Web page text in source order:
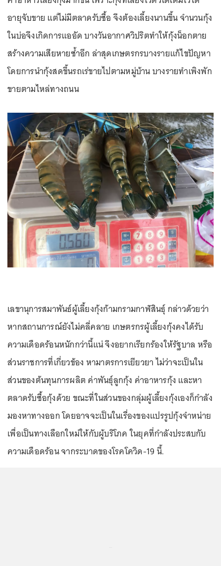
อายุจับขาย แต่ไม่มีตลาดรับซื้อ จึงต้องเลี้ยงนานขึ้น จำนวนกุ้ง
ในบ่อจึงเกิดการแออัด บางวันอากาศวิปริตทำให้กุ้งน็อกตาย
สร้างความเสียหายซ้ำอีก ล่าสุดเกษตรกรบางรายแก้ไขปัญหา
โดยการนำกุ้งสดขึ้นรถเร่ขายไปตามหมู่บ้าน บางรายทำเพิงพัก
ขายตามไหล่ทางถนน
เลขานุการสมาพันธ์ผู้เลี้ยงกุ้งก้ามกรามกาฬสินธุ์ กล่าวด้วยว่า
หากสถานการณ์ยังไม่คลี่คลาย เกษตรกรผู้เลี้ยงกุ้งคงได้รับ
ความเดือดร้อนหนักกว่านี้แน่ จึงอยากเรียกร้องให้รัฐบาล หรือ
ส่วนราชการที่เกี่ยวข้อง หามาตรการเยียวยา ไม่ว่าจะเป็นใน
ส่วนของต้นทุนการผลิต ค่าพันธุ์ลูกกุ้ง ค่าอาหารกุ้ง และหา
ตลาดรับซื้อกุ้งด้วย ขณะที่ในส่วนของกลุ่มผู้เลี้ยงกุ้งเองก็กำลัง
มองหาทางออก โดยอาจจะเป็นในเรื่องของแปรรูปกุ้งจำหน่าย
เพื่อเป็นทางเลือกใหม่ให้กับผู้บริโภค ในยุคที่กำลังประสบกับ
ความเดือดร้อน จากระบาดของโรคโควิด-19 นี้.